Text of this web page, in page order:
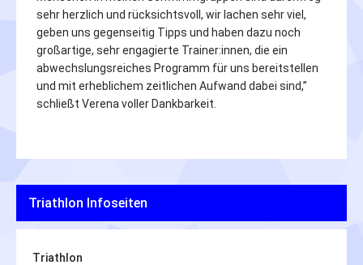
sehr herzlich und rücksichtsvoll, wir lachen sehr viel,
geben uns gegenseitig Tipps und haben dazu noch
großartige, sehr engagierte Trainer:innen, die ein
abwechslungsreiches Programm für uns bereitstellen
und mit erheblichem zeitlichen Aufwand dabei sind,”
schließt Verena voller Dankbarkeit.
Triathlon Infoseiten
Triathlon